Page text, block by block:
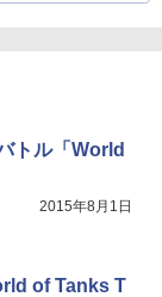
トル「World
2015年8月1日
of Tanks T